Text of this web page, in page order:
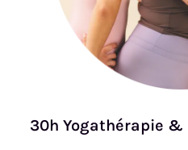
30h Yogathérapie